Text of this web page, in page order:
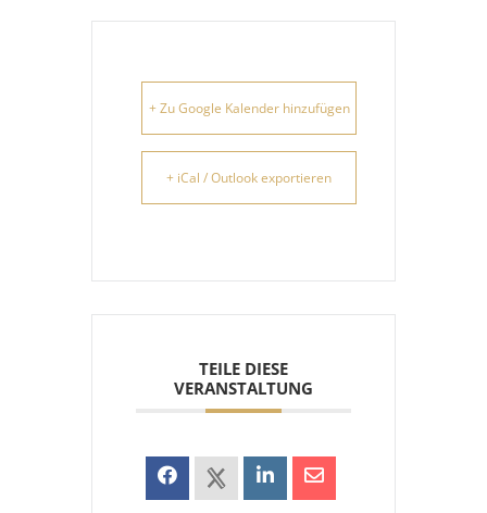
+ Zu Google Kalender hinzufügen
+ iCal / Outlook exportieren
TEILE DIESE
VERANSTALTUNG